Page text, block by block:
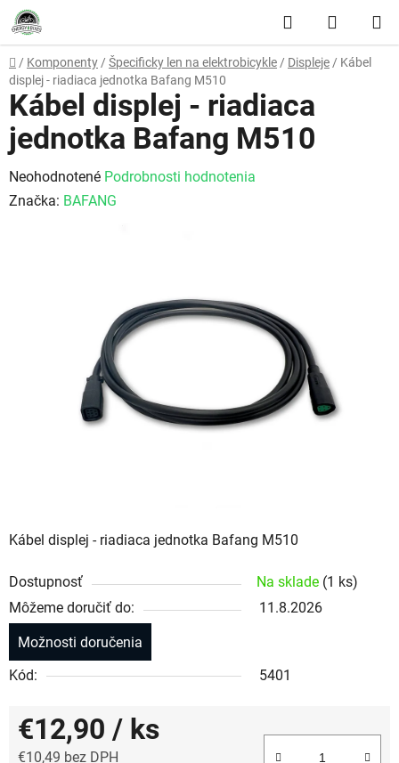
Prejsť na obsah Hľadať
Domov
/ Komponenty / Špecificky len na elektrobicykle / Displeje / Kábel
displej - riadiaca jednotka Bafang M510
Kábel displej - riadiaca jednotka Bafang M510
Dostupnosť Na sklade (1 ks)
Môžeme doručiť do:
11.8.2026
Možnosti doručenia
Kód:
5401
€12,90 / ks
€10,49 bez DPH
Kábel displej - riadiaca
jednotka Bafang M510
Priemerné hodnotenie produktu je 0,0 z 5 hviezdičiek.
Neohodnotené Podrobnosti hodnotenia
Značka: BAFANG